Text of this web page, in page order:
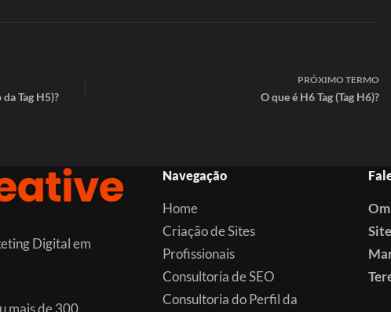
Tag H5)?
PRÓXIMO TERMO
O que é H6 Tag (Tag H6)?
Digital em
Navegação
Home
Criação de Sites
Profissionais
Consultoria de SEO
Consultoria do Perfil da